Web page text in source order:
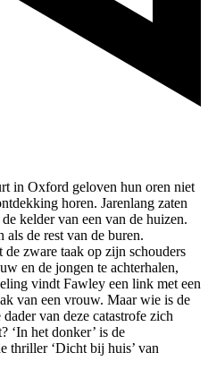
in Oxford geloven hun oren niet
horen. Jarenlang zaten
kelder van een van de huizen.
als de rest van de buren.
zware taak op zijn schouders
en de jongen te achterhalen,
vindt Fawley een link met een
van een vrouw. Maar wie is de
van deze catastrofe zich
‘In het donker’ is de
thriller ‘Dicht bij huis’ van